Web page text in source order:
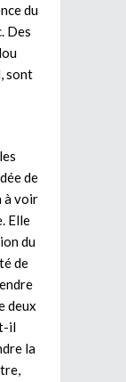
du
Des
sont
de
à voir
Elle
du
de
deux
il
la